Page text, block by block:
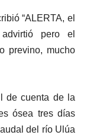
“ALERTA, el
pero el
previno, mucho
de cuenta de la
ósea tres días
del río Ulúa